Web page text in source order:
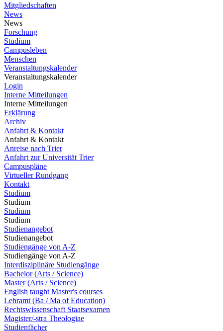
Mitgliedschaften
News
News
Forschung
Studium
Campusleben
Menschen
Veranstaltungskalender
Veranstaltungskalender
Login
Interne Mitteilungen
Interne Mitteilungen
Erklärung
Archiv
Anfahrt & Kontakt
Anfahrt & Kontakt
Anreise nach Trier
Anfahrt zur Universität Trier
Campuspläne
Virtueller Rundgang
Kontakt
Studium
Studium
Studium
Studium
Studienangebot
Studienangebot
Studiengänge von A-Z
Studiengänge von A-Z
Interdisziplinäre Studiengänge
Bachelor (Arts / Science)
Master (Arts / Science)
English taught Master's courses
Lehramt (Ba / Ma of Education)
Rechtswissenschaft Staatsexamen
Magister/-stra Theologiae
Studienfächer